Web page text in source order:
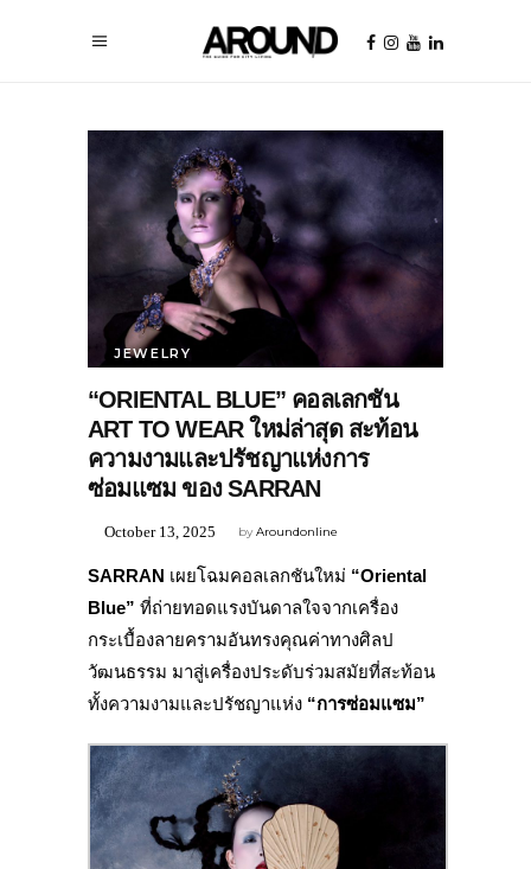
JEWELRY
“ORIENTAL BLUE” คอลเลกชัน
ART TO WEAR ใหม่ล่าสุด สะท้อน
ความงามและปรัชญาแห่งการ
ซ่อมแซม ของ SARRAN
byAroundonline
October 13, 2025
SARRAN เผยโฉมคอลเลกชันใหม่ “Oriental
Blue” ที่ถ่ายทอดแรงบันดาลใจจากเครื่อง
กระเบื้องลายครามอันทรงคุณค่าทางศิลป
วัฒนธรรม มาสู่เครื่องประดับร่วมสมัยที่สะท้อน
ทั้งความงามและปรัชญาแห่ง “การซ่อมแซม”